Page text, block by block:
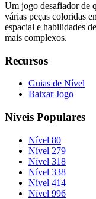
Um jogo desafiador de
várias peças coloridas
espacial e habilidades
mais complexos.
Recursos
Guias de Nível
Baixar Jogo
Níveis Populares
Nível 80
Nível 279
Nível 318
Nível 338
Nível 414
Nível 996